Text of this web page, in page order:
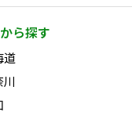
ら探す
道
川